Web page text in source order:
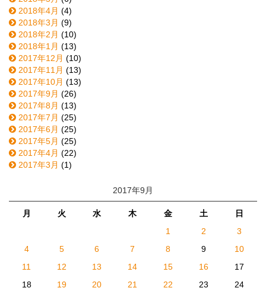
2018年4月 (4)
2018年3月 (9)
2018年2月 (10)
2018年1月 (13)
2017年12月 (10)
2017年11月 (13)
2017年10月 (13)
2017年9月 (26)
2017年8月 (13)
2017年7月 (25)
2017年6月 (25)
2017年5月 (25)
2017年4月 (22)
2017年3月 (1)
2017年9月
月 火 水 木 金 土
日
1
2
3
4
5 6 7 8 9
10
11
12 13 14 15 16
17
18
19 20 21 22 23
24